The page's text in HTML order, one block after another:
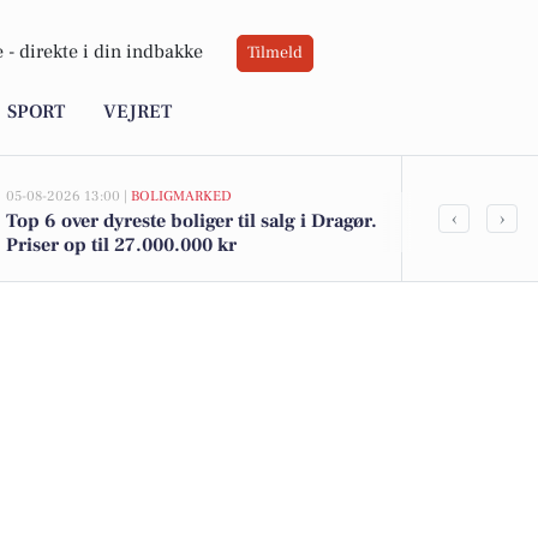
- direkte i din indbakke Tilmeld
SPORT VEJRET
05-08-2026 13:00 | BOLIGMARKED
Top 6 over dyreste boliger til salg i Dragør.
Priser op til 27.000.000 kr
Oplev en
‹ ›